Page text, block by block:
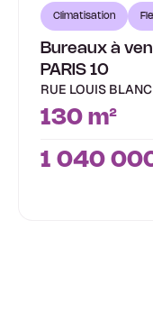
Climatisation
Bureaux à
PARIS 10
RUE LOUIS BLANC
130 m²
1 040